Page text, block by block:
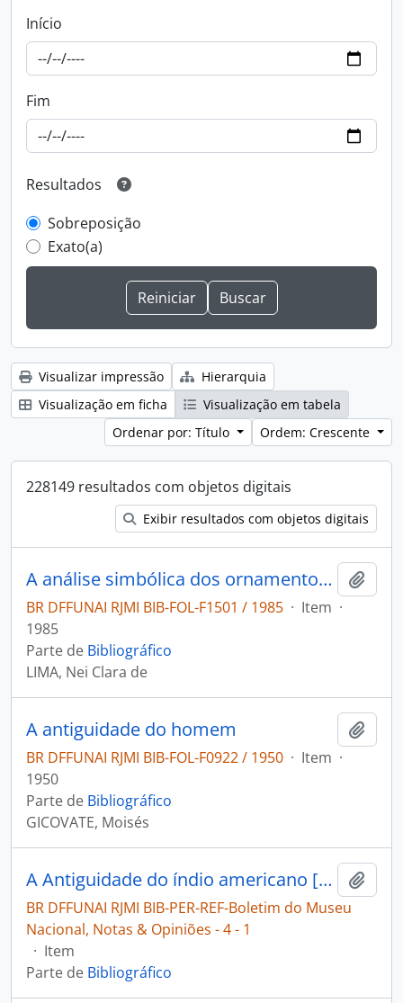
Início
Fim
Resultados
Sobreposição
Exato(a)
Visualizar impressão
Hierarquia
Visualização em ficha
Visualização em tabela
Ordenar por: Título
Ordem: Crescente
228149 resultados com objetos digitais
Exibir resultados com objetos digitais
A análise simbólica dos ornamentos Suyá
BR DFFUNAI RJMI BIB-FOL-F1501 / 1985 · Item ·
1985
Parte de Bibliográfico
LIMA, Nei Clara de
A antiguidade do homem
BR DFFUNAI RJMI BIB-FOL-F0922 / 1950 · Item ·
1950
Parte de Bibliográfico
GICOVATE, Moisés
A Antiguidade do índio americano [Boletim do Museu Nacional, Notas & Opiniões]
BR DFFUNAI RJMI BIB-PER-REF-Boletim do Museu
Nacional, Notas & Opiniões - 4 - 1
· Item
Parte de Bibliográfico